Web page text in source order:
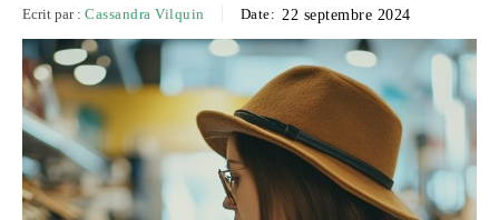
Ecrit par : Cassandra Vilquin Date: 22 septembre 2024